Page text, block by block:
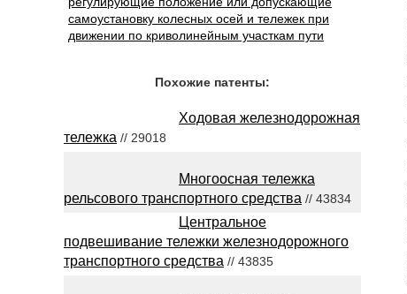
самоустановку колесных осей и тележек при
движении по криволинейным участкам пути
Похожие патенты:
Ходовая железнодорожная
тележка // 29018
Многоосная тележка
рельсового транспортного средства // 43834
Центральное
подвешивание тележки железнодорожного
транспортного средства // 43835